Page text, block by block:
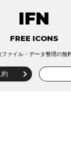
IFN
FREE ICONS
ァイル・データ整理の無